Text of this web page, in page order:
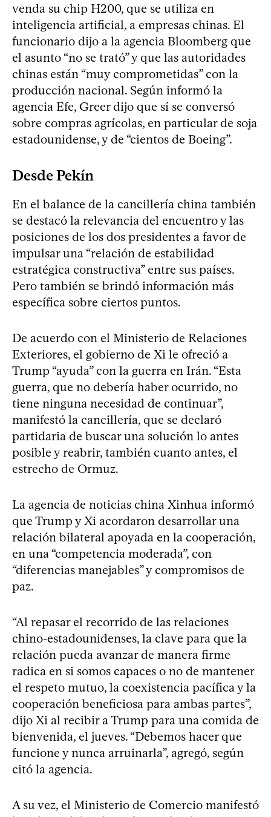
venda su chip H200, que se utiliza en
inteligencia artificial, a empresas chinas. El
funcionario dijo a la agencia Bloomberg que
el asunto “no se trató” y que las autoridades
chinas están “muy comprometidas” con la
producción nacional. Según informó la
agencia Efe, Greer dijo que sí se conversó
sobre compras agrícolas, en particular de soja
estadounidense, y de “cientos de Boeing”.
Desde Pekín
En el balance de la cancillería china también
se destacó la relevancia del encuentro y las
posiciones de los dos presidentes a favor de
impulsar una “relación de estabilidad
estratégica constructiva” entre sus países.
Pero también se brindó información más
específica sobre ciertos puntos.
De acuerdo con el Ministerio de Relaciones
Exteriores, el gobierno de Xi le ofreció a
Trump “ayuda” con la guerra en Irán. “Esta
guerra, que no debería haber ocurrido, no
tiene ninguna necesidad de continuar”,
manifestó la cancillería, que se declaró
partidaria de buscar una solución lo antes
posible y reabrir, también cuanto antes, el
estrecho de Ormuz.
La agencia de noticias china Xinhua informó
que Trump y Xi acordaron desarrollar una
relación bilateral apoyada en la cooperación,
en una “competencia moderada”, con
“diferencias manejables” y compromisos de
paz.
“Al repasar el recorrido de las relaciones
chino-estadounidenses, la clave para que la
relación pueda avanzar de manera firme
radica en si somos capaces o no de mantener
el respeto mutuo, la coexistencia pacífica y la
cooperación beneficiosa para ambas partes”,
dijo Xi al recibir a Trump para una comida de
bienvenida, el jueves. “Debemos hacer que
funcione y nunca arruinarla”, agregó, según
citó la agencia.
A su vez, el Ministerio de Comercio manifestó